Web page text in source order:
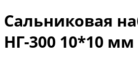
Сальниковая
НГ-300 10*10 мм